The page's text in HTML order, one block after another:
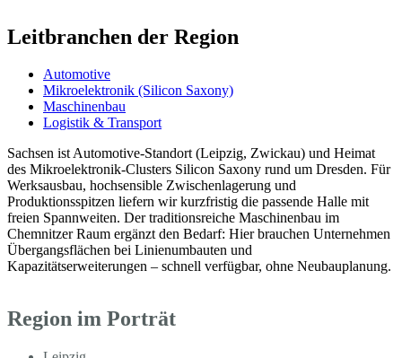
Leitbranchen der Region
Automotive
Mikroelektronik (Silicon Saxony)
Maschinenbau
Logistik & Transport
Sachsen ist Automotive-Standort (Leipzig, Zwickau) und Heimat
des Mikroelektronik-Clusters Silicon Saxony rund um Dresden. Für
Werksausbau, hochsensible Zwischenlagerung und
Produktionsspitzen liefern wir kurzfristig die passende Halle mit
freien Spannweiten. Der traditionsreiche Maschinenbau im
Chemnitzer Raum ergänzt den Bedarf: Hier brauchen Unternehmen
Übergangsflächen bei Linienumbauten und
Kapazitätserweiterungen – schnell verfügbar, ohne Neubauplanung.
Region im Porträt